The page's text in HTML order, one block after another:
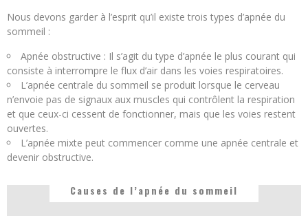
Nous devons garder à l’esprit qu’il existe trois types d’apnée du
sommeil :
Apnée obstructive : Il s’agit du type d’apnée le plus courant qui
consiste à interrompre le flux d’air dans les voies respiratoires.
L’apnée centrale du sommeil se produit lorsque le cerveau
n’envoie pas de signaux aux muscles qui contrôlent la respiration
et que ceux-ci cessent de fonctionner, mais que les voies restent
ouvertes.
L’apnée mixte peut commencer comme une apnée centrale et
devenir obstructive.
Causes de l’apnée du sommeil